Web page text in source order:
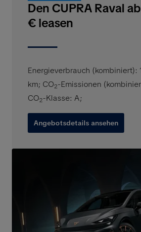
Den CUPRA Raval
€ leasen
Energieverbrauch (kombiniert):
km; CO2-Emissionen
CO2-Klasse: A;
Angebotsdetails ansehen